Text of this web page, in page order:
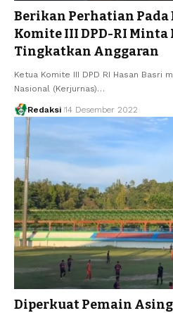
Berikan Perhatian Pada
Komite III DPD-RI
Tingkatkan Anggaran
Ketua Komite III DPD RI Hasan Basri
Nasional (Kerjurnas)…
Redaksi 14 Desember 2022
Diperkuat Pemain Asing,